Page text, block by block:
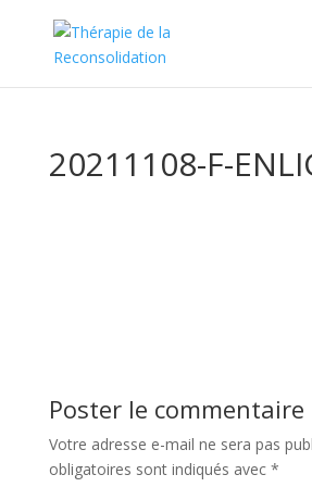
20211108-F-
Poster le commentaire
Votre adresse e-mail ne sera pas
obligatoires sont indiqués avec *